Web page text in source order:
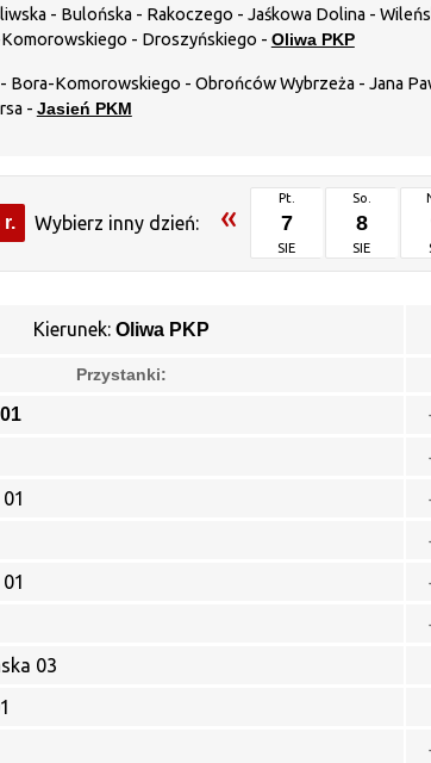
- Bulońska - Rakoczego - Jaśkowa Dolina -
- Droszyńskiego - Oliwa PKP
Komorowskiego - Obrońców Wybrzeża - Jana
- Jasień PKM
r. Wybierz inny dzień: « Pt.
7
SIE
So.
8
SIE
Kierunek: Oliwa PKP
Przystanki:
03